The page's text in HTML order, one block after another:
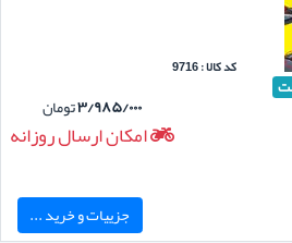
کد کالا : 9716
۳/۹۸۵/۰۰۰تومان
امکان ارسال روزانه
جزییات و خرید ...